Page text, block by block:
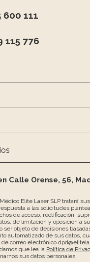
600 111
115 776
Calle Orense, 56,
Elite Laser SLP tratará
a las solicitudes
de acceso, rectificación,
de limitación y oposición a
ser objeto de decisiones
automatizado de sus datos,
correo electrónico
que lea la Política de
sus datos personales.